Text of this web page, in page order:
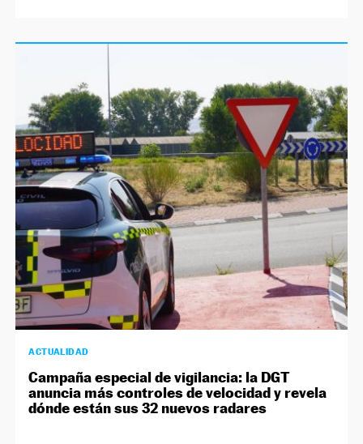
ACTUALIDAD
Campaña especial de vigilancia: la DGT
anuncia más controles de velocidad y revela
dónde están sus 32 nuevos radares